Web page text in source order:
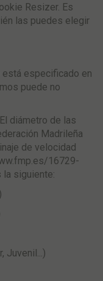
Resizer. Es
las puedes elegir
especificado en
puede no
El diámetro de las
Madrileña
de velocidad
16729-
siguiente:
Juvenil...)